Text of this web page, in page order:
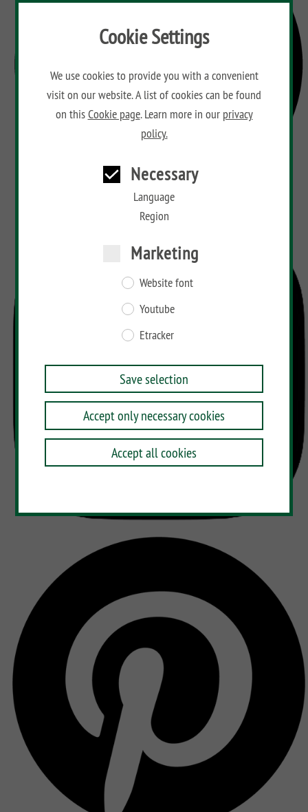
Cookie Settings
We use cookies to provide you with a convenient
visit on our website. A list of cookies can be found
on thisCookie page. Learn more in our privacy
policy.
Necessary
Language
Region
Marketing
Website font
Youtube
Etracker
Save selection
Accept only necessary cookies
Accept all cookies